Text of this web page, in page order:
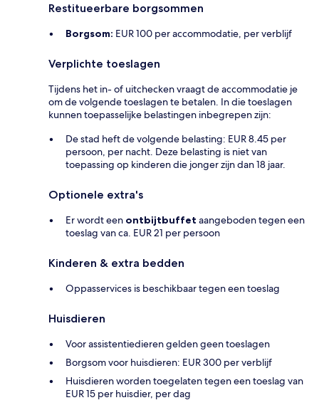
Restitueerbare borgsommen
Borgsom: EUR 100 per accommodatie, per verblijf
Verplichte toeslagen
Tijdens het in- of uitchecken vraagt de accommodatie je
om de volgende toeslagen te betalen. In die toeslagen
kunnen toepasselijke belastingen inbegrepen zijn:
De stad heft de volgende belasting: EUR 8.45 per
persoon, per nacht. Deze belasting is niet van
toepassing op kinderen die jonger zijn dan 18 jaar.
Optionele extra's
Er wordt een ontbijtbuffet aangeboden tegen een
toeslag van ca. EUR 21 per persoon
Kinderen & extra bedden
Oppasservices is beschikbaar tegen een toeslag
Huisdieren
Voor assistentiedieren gelden geen toeslagen
Borgsom voor huisdieren: EUR 300 per verblijf
Huisdieren worden toegelaten tegen een toeslag van
EUR 15 per huisdier, per dag